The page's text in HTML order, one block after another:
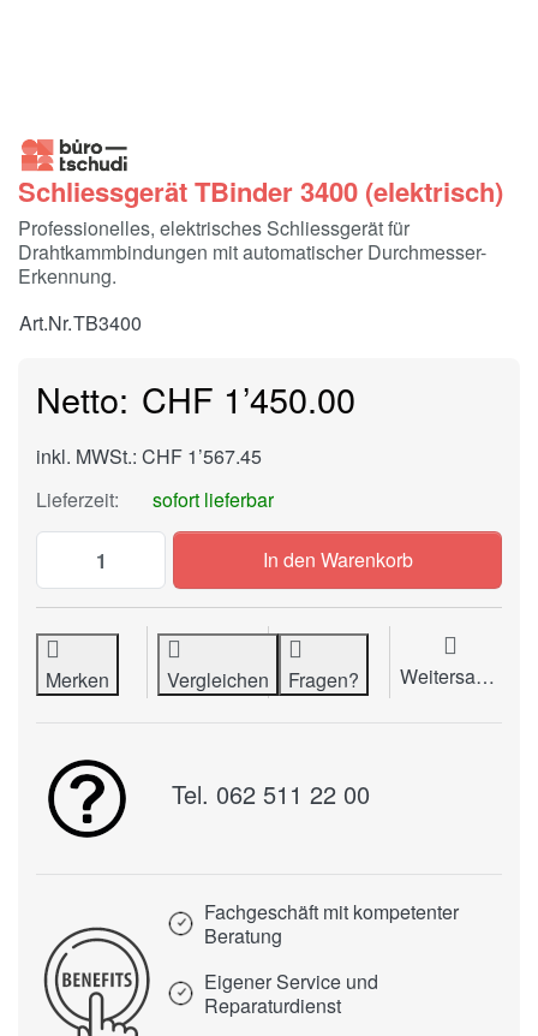
Schliessgerät TBinder 3400 (elektrisch)
Professionelles, elektrisches Schliessgerät für
Drahtkammbindungen mit automatischer Durchmesser-
Erkennung.
Art.Nr.TB3400
CHF 1’450.00
inkl. MWSt.: CHF 1’567.45
Lieferzeit:
sofort lieferbar
Schliessgerät TBinder 3400 (elektrisch)
In den Warenkorb
Merken Vergleichen Fragen? Weitersagen
Tel. 062 511 22 00
Fachgeschäft mit kompetenter
Beratung
Eigener Service und
Reparaturdienst